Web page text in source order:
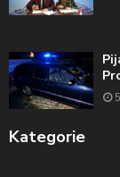
Kategorie